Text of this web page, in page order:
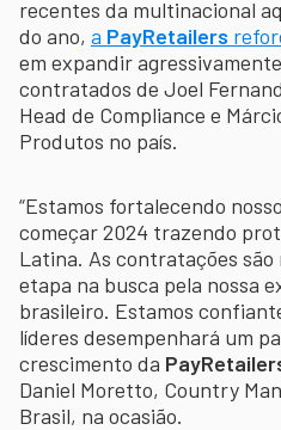
recentes da multinacional
do ano, a PayRetailers
em expandir
contratados de Joel
Head de Compliance e
Produtos no país.
“Estamos fortalecendo
começar 2024 trazendo
Latina. As contratações
etapa na busca pela nossa
brasileiro. Estamos
líderes desempenhará um
crescimento da
Daniel Moretto, Country
Brasil, na ocasião.